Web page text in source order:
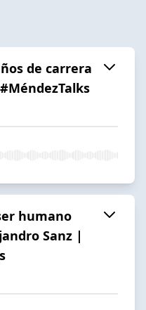
de carrera
humano
Sanz |